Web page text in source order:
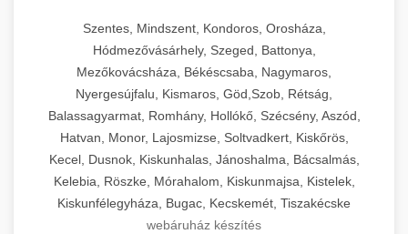
Szentes, Mindszent, Kondoros, Orosháza,
Hódmezővásárhely, Szeged, Battonya,
Mezőkovácsháza, Békéscsaba, Nagymaros,
Nyergesújfalu, Kismaros, Göd,Szob, Rétság,
Balassagyarmat, Romhány, Hollókő, Szécsény, Aszód,
Hatvan, Monor, Lajosmizse, Soltvadkert, Kiskőrös,
Kecel, Dusnok, Kiskunhalas, Jánoshalma, Bácsalmás,
Kelebia, Röszke, Mórahalom, Kiskunmajsa, Kistelek,
Kiskunfélegyháza, Bugac, Kecskemét, Tiszakécske
webáruház készítés